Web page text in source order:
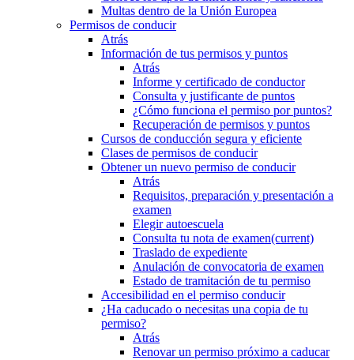
Multas dentro de la Unión Europea
Permisos de conducir
Atrás
Información de tus permisos y puntos
Atrás
Informe y certificado de conductor
Consulta y justificante de puntos
¿Cómo funciona el permiso por puntos?
Recuperación de permisos y puntos
Cursos de conducción segura y eficiente
Clases de permisos de conducir
Obtener un nuevo permiso de conducir
Atrás
Requisitos, preparación y presentación a
examen
Elegir autoescuela
Consulta tu nota de examen(current)
Traslado de expediente
Anulación de convocatoria de examen
Estado de tramitación de tu permiso
Accesibilidad en el permiso conducir
¿Ha caducado o necesitas una copia de tu
permiso?
Atrás
Renovar un permiso próximo a caducar